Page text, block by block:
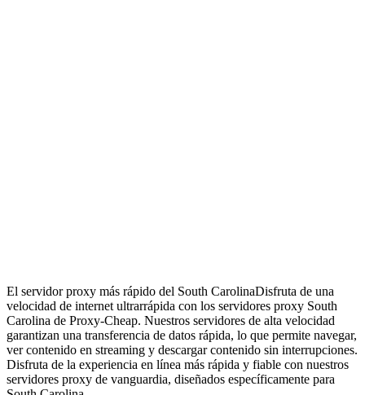
El servidor proxy más rápido del South CarolinaDisfruta de una
velocidad de internet ultrarrápida con los servidores proxy South
Carolina de Proxy-Cheap. Nuestros servidores de alta velocidad
garantizan una transferencia de datos rápida, lo que permite navegar,
ver contenido en streaming y descargar contenido sin interrupciones.
Disfruta de la experiencia en línea más rápida y fiable con nuestros
servidores proxy de vanguardia, diseñados específicamente para